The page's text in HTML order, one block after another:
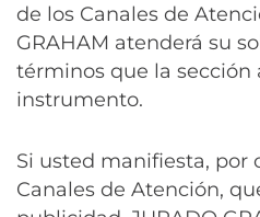
de los Canales de
GRAHAM atenderá su
términos que la sección
instrumento.
Si usted manifiesta, por
Canales de Atención,